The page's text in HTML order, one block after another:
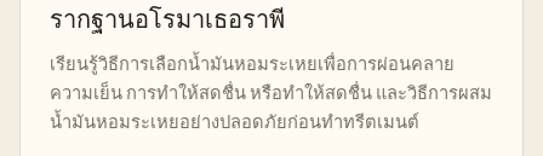
รากฐานอโรมาเธอราพี
เรียนรู้วิธีการเลือกน้ำมันหอมระเหยเพื่อการผ่อนคลาย
ความเย็น การทำให้สดชื่น หรือทำให้สดชื่น และวิธีการผสม
น้ำมันหอมระเหยอย่างปลอดภัยก่อนทำทรีตเมนต์